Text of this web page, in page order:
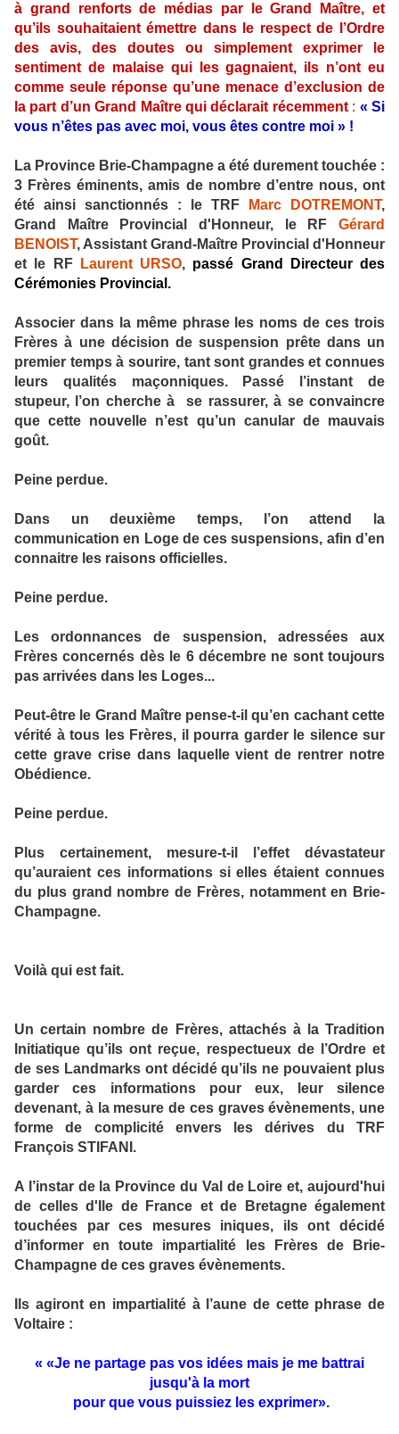
à grand renforts de médias par le Grand Maître, et
qu’ils souhaitaient émettre dans le respect de l’Ordre
des avis, des doutes ou simplement exprimer le
sentiment de malaise qui les gagnaient, ils n’ont eu
comme seule réponse qu’une menace d’exclusion de
la part d’un Grand Maître qui déclarait récemment: « Si
vous n’êtes pas avec moi, vous êtes contre moi » !
La Province Brie-Champagne a été durement touchée :
3 Frères éminents, amis de nombre d’entre nous, ont
été ainsi sanctionnés : le TRF
Marc DOTREMONT,
Grand Maître Provincial d'Honneur, le RF
Gérard
BENOIST, Assistant Grand-Maître Provincial d'Honneur
et le RF
Laurent URSO, passé Grand Directeur des
Cérémonies Provincial.
Associer dans la même phrase les noms de ces trois
Frères à une décision de suspension prête dans un
premier temps à sourire, tant sont grandes et connues
leurs qualités maçonniques. Passé l’instant de
stupeur, l’on cherche à se rassurer, à se convaincre
que cette nouvelle n’est qu’un canular de mauvais
goût.
Peine perdue.
Dans un deuxième temps, l’on attend la
communication en Loge de ces suspensions, afin d’en
connaitre les raisons officielles.
Peine perdue.
Les ordonnances de suspension, adressées aux
Frères concernés dès le 6 décembre ne sont toujours
pas arrivées dans les Loges...
Peut-être le Grand Maître pense-t-il qu’en cachant cette
vérité à tous les Frères, il pourra garder le silence sur
cette grave crise dans laquelle vient de rentrer notre
Obédience.
Peine perdue.
Plus certainement, mesure-t-il l’effet dévastateur
qu’auraient ces informations si elles étaient connues
du plus grand nombre de Frères, notamment en Brie-
Champagne.
Voilà qui est fait.
Un certain nombre de Frères, attachés à la Tradition
Initiatique qu’ils ont reçue, respectueux de l’Ordre et
de ses Landmarks ont décidé qu’ils ne pouvaient plus
garder ces informations pour eux, leur silence
devenant, à la mesure de ces graves évènements, une
forme de complicité envers les dérives du TRF
François STIFANI.
A l’instar de la Province du Val de Loire et, aujourd'hui
de celles d'Ile de France et de Bretagne également
touchées par ces mesures iniques, ils ont décidé
d’informer en toute impartialité les Frères de Brie-
Champagne de ces graves évènements.
Ils agiront en impartialité à l’aune de cette phrase de
Voltaire :
« «Je ne partage pas vos idées mais je me battrai
jusqu'à la mort
pour que vous puissiez les exprimer».